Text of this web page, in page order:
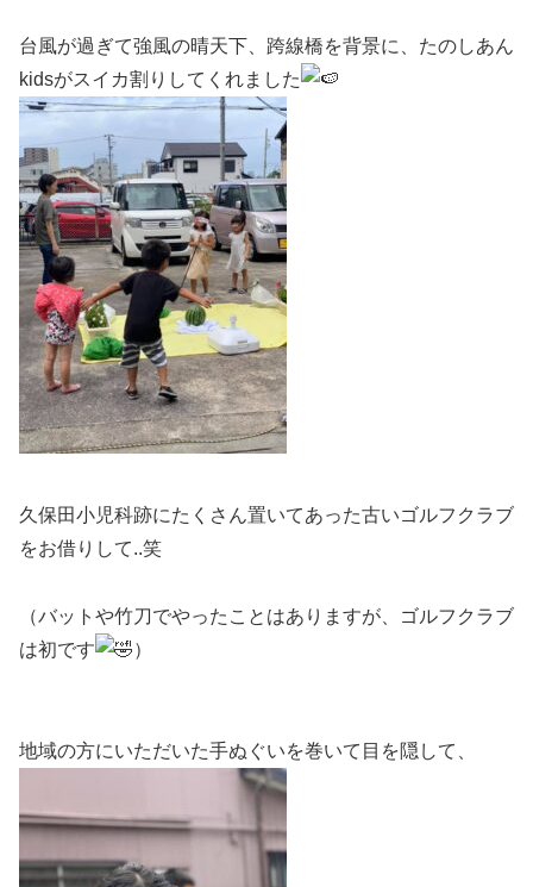
台風が過ぎて強風の晴天下、跨線橋を背景に、たのしあん
kidsがスイカ割りしてくれました
久保田小児科跡にたくさん置いてあった古いゴルフクラブ
をお借りして..笑
（バットや竹刀でやったことはありますが、ゴルフクラブ
は初です
）
地域の方にいただいた手ぬぐいを巻いて目を隠して、